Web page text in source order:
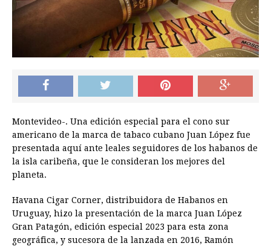
Montevideo-. Una edición especial para el cono sur
americano de la marca de tabaco cubano Juan López fue
presentada aquí ante leales seguidores de los habanos de
la isla caribeña, que le consideran los mejores del
planeta.
Havana Cigar Corner, distribuidora de Habanos en
Uruguay, hizo la presentación de la marca Juan López
Gran Patagón, edición especial 2023 para esta zona
geográfica, y sucesora de la lanzada en 2016, Ramón